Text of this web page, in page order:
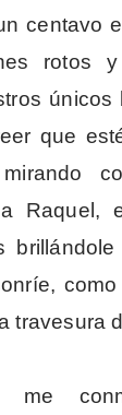
centavo
rotos
únicos
que
Raquel,
travesura
me